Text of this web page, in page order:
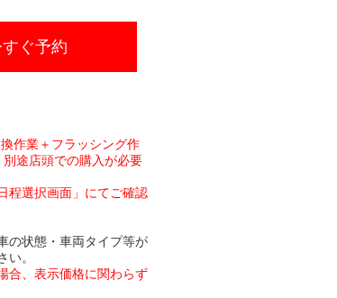
ぐ予約
作業＋フラッシング作
途店頭での購入が必要
程選択画面」にてご確認
の状態・車両タイプ等が
。
合、表示価格に関わらず